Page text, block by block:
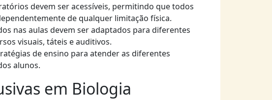
devem ser acessíveis, permitindo que todos
de qualquer limitação física.
nas aulas devem ser adaptados para diferentes
visuais, táteis e auditivos.
de ensino para atender as diferentes
alunos.
em Biologia